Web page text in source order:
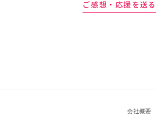
ご感想・応援を送る
会社概要